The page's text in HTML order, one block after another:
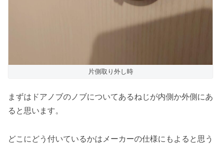
片側取り外し時
まずはドアノブのノブについてあるねじが内側か外側にあ
ると思います。
どこにどう付いているかはメーカーの仕様にもよると思う